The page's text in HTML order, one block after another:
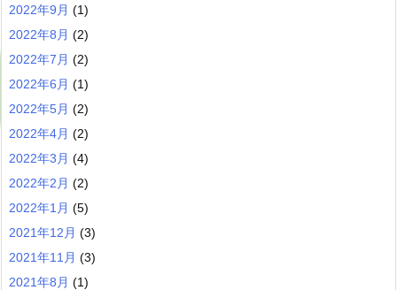
2022年9月 (1)
2022年8月 (2)
2022年7月 (2)
2022年6月 (1)
2022年5月 (2)
2022年4月 (2)
2022年3月 (4)
2022年2月 (2)
2022年1月 (5)
2021年12月 (3)
2021年11月 (3)
2021年8月 (1)